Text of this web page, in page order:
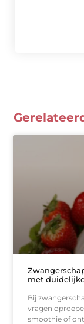
met
Bij
vragen
smoothie of